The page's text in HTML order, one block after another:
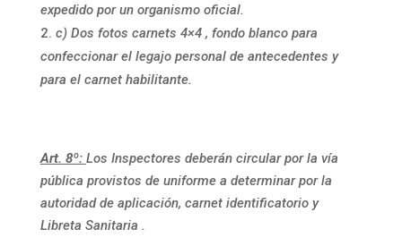
expedido por un organismo oficial.
c) Dos fotos carnets 4×4 , fondo blanco para
confeccionar el legajo personal de antecedentes y
para el carnet habilitante.
Art. 8º: Los Inspectores deberán circular por la vía
pública provistos de uniforme a determinar por la
autoridad de aplicación, carnet identificatorio y
Libreta Sanitaria .